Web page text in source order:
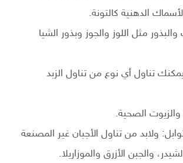
الدهنية كالتونة.
مثل اللوز والجوز وبذور الشيا
تناول أي نوع من تناول الزبد
والزيوت الصحية.
ولابد من تناول الأجبان غير المصنعة
والجبن الأزرق والموزاريلا.